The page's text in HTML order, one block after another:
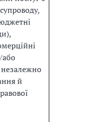
або
й